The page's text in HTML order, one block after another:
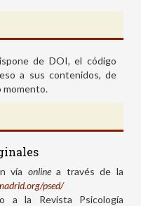
de DOI, el código
a sus contenidos, de
momento.
vía onlinea través de la
psed/
a la Revista Psicología